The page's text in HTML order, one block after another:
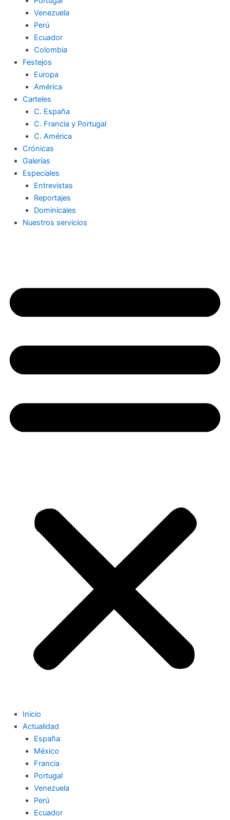
Venezuela
Perú
Ecuador
Colombia
Festejos
Europa
América
Carteles
C. España
C. Francia y Portugal
C. América
Crónicas
Galerías
Especiales
Entrevistas
Reportajes
Dominicales
Nuestros servicios
Inicio
Actualidad
España
México
Francia
Portugal
Venezuela
Perú
Ecuador